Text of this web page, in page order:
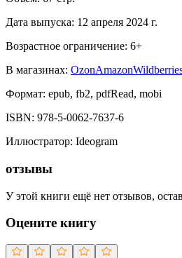
Дата выпуска: 12 апреля 2024 г.
Возрастное ограничение: 6+
В магазинах: OzonAmazon
Формат: epub, fb2, pdfRead, mobi
ISBN: 978-5-0062-7637-6
Иллюстратор: Ideogram
отзывы
У этой книги ещё нет отзывов,
Оцените книгу